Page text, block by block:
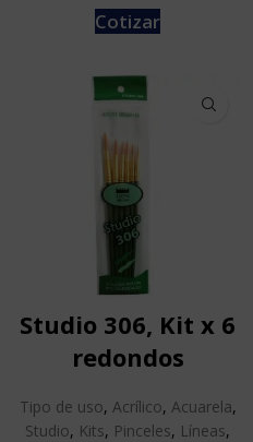
Cotizar
Studio 306, Kit x 6
redondos
Tipo de uso, Acrílico, Acuarela,
Studio, Kits, Pinceles, Líneas,